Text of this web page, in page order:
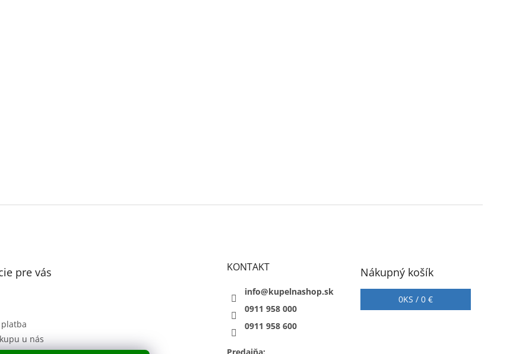
pre vás
u nás
KONTAKT
info@kupelnashop.sk
0911 958 000
0911 958 600
Nákupný košík
0KS /0 €